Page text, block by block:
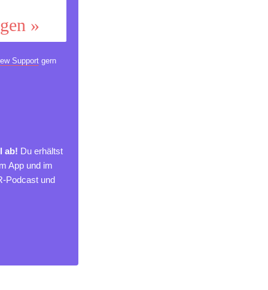
»
Supportgern
ab! Du erhältst
App und im
Podcast und